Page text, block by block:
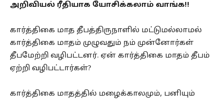
அறிவியல் ரீதியாக யோசிக்கலாம் வாங்க!!
கார்த்திகை மாத தீபத்திருநாளில் மட்டுமல்லாமல்
கார்த்திகை மாதம் முழுவதும் நம் முன்னோர்கள்
தீபமேற்றி வழிபட்டனர். ஏன் கார்த்திகை மாதம் தீபம்
ஏற்றி வழிபட்டார்கள்?
கார்த்திகை மாதத்தில் மழைக்காலமும், பனியும்